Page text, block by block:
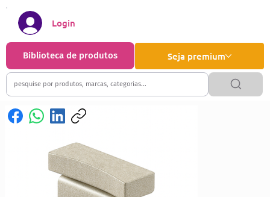
Seja premium
Biblioteca de produtos
Login